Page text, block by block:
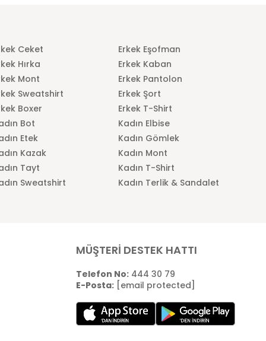
Ceket
Erkek Eşofman
Hırka
Erkek Kaban
Mont
Erkek Pantolon
Sweatshirt
Erkek Şort
Boxer
Erkek T-Shirt
Bot
Kadın Elbise
Etek
Kadın Gömlek
Kazak
Kadın Mont
Tayt
Kadın T-Shirt
Sweatshirt Kadın Terlik & Sandalet
MÜŞTERİ DESTEK HATTI
Telefon No:444 30 79
E-Posta: [email protected]